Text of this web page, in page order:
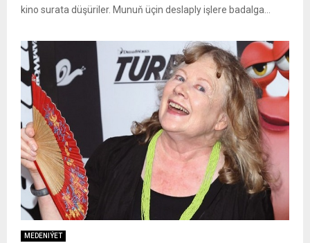
kino surata düşüriler. Munuň üçin deslaply işlere badalga...
MEDENIÝET